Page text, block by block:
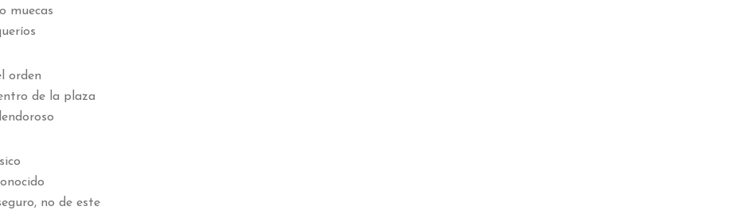
muecas
orden
de la plaza
no de este